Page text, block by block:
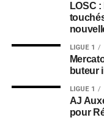
LOSC
LIGUE 1
buteur
LIGUE 1
AJ
pour